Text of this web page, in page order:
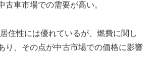
古車市場での需要が高い。
住性には優れているが、燃費に関し
り、その点が中古市場での価格に影響